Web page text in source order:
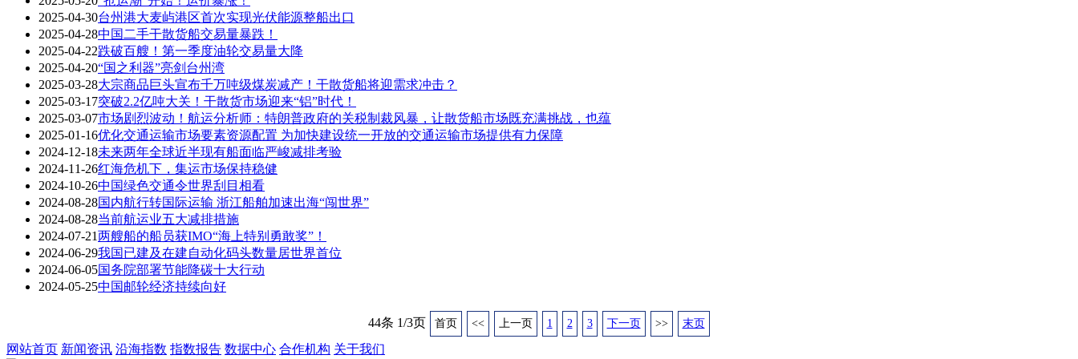
2025-04-30台州港大麦屿港区首次实现光伏能源整船出口
2025-04-28中国二手干散货船交易量暴跌！
2025-04-22跌破百艘！第一季度油轮交易量大降
2025-04-20“国之利器”亮剑台州湾
2025-03-28大宗商品巨头宣布千万吨级煤炭减产！干散货船将迎需求冲击？
2025-03-17突破2.2亿吨大关！干散货市场迎来“铝”时代！
2025-03-07市场剧烈波动！航运分析师：特朗普政府的关税制裁风暴，让散货船市场既充满挑战，也蕴
2025-01-16优化交通运输市场要素资源配置 为加快建设统一开放的交通运输市场提供有力保障
2024-12-18未来两年全球近半现有船面临严峻减排考验
2024-11-26红海危机下，集运市场保持稳健
2024-10-26中国绿色交通令世界刮目相看
2024-08-28国内航行转国际运输 浙江船舶加速出海“闯世界”
2024-08-28当前航运业五大减排措施
2024-07-21两艘船的船员获IMO“海上特别勇敢奖”！
2024-06-29我国已建及在建自动化码头数量居世界首位
2024-06-05国务院部署节能降碳十大行动
2024-05-25中国邮轮经济持续向好
44条 1/3页 首页 << 上一页 1 2 3 下一页 >> 末页
网站首页 新闻资讯 沿海指数 指数报告 数据中心 合作机构 关于我们